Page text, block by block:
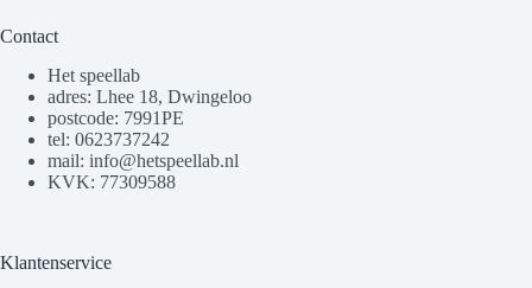
Contact
Het speellab
adres: Lhee 18, Dwingeloo
postcode: 7991PE
tel: 0623737242
mail: info@hetspeellab.nl
KVK: 77309588
Klantenservice